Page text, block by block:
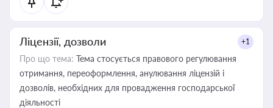
Ліцензії, дозволи +1
Про що тема: Тема стосується правового регулювання
отримання, переоформлення, анулювання ліцензій і
дозволів, необхідних для провадження господарської
діяльності